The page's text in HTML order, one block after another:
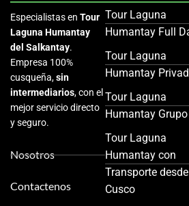
Especialistas en Tour
Laguna Humantay
del Salkantay.
Empresa 100%
cusqueña,sin
intermediarios, con el
mejor servicio directo
y seguro.
Nosotros
Contactenos
Tour Laguna
Humantay Full
Tour Laguna
Humantay
Tour Laguna
Humantay Grupo
Tour Laguna
Humantay con
Transporte desde
Cusco